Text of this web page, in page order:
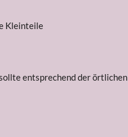
Kleinteile
entsprechend der örtlichen